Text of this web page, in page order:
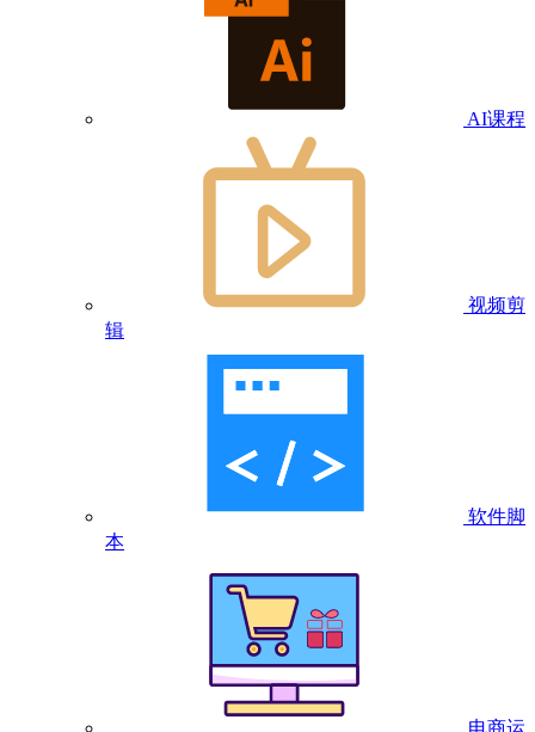
AI课程
视频剪
辑
软件脚
本
电商运